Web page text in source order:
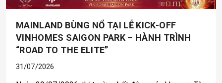
MAINLAND BÙNG NỔ TẠI LỄ KICK-OFF
VINHOMES SAIGON PARK – HÀNH TRÌNH
“ROAD TO THE ELITE”
31/07/2026